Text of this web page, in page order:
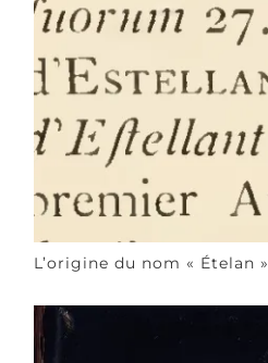
L’origine du nom « Ételan »